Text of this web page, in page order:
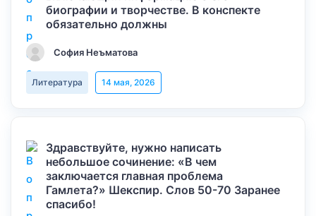
биографии и творчестве. В конспекте
обязательно должны
София Неъматова
Литература 14 мая, 2026
Здравствуйте, нужно написать
небольшое сочинение: «В чем
заключается главная проблема
Гамлета?» Шекспир. Слов 50-70 Заранее
спасибо!